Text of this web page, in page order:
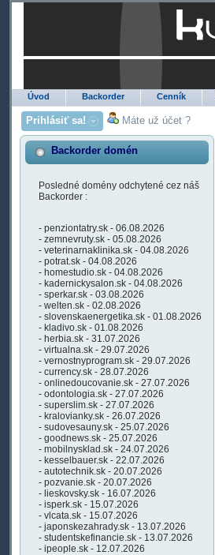
Úvod Backorder Cenník
Prihlásiť sa! Máte už účet ?
Backorder domén
Posledné domény odchytené cez náš
Backorder :
- penziontatry.sk - 06.08.2026
- zemnevruty.sk - 05.08.2026
- veterinarnaklinika.sk - 04.08.2026
- potrat.sk - 04.08.2026
- homestudio.sk - 04.08.2026
- kadernickysalon.sk - 04.08.2026
- sperkar.sk - 03.08.2026
- welten.sk - 02.08.2026
- slovenskaenergetika.sk - 01.08.2026
- kladivo.sk - 01.08.2026
- herbia.sk - 31.07.2026
- virtualna.sk - 29.07.2026
- vernostnyprogram.sk - 29.07.2026
- currency.sk - 28.07.2026
- onlinedoucovanie.sk - 27.07.2026
- odontologia.sk - 27.07.2026
- superslim.sk - 27.07.2026
- kralovianky.sk - 26.07.2026
- sudovesauny.sk - 25.07.2026
- goodnews.sk - 25.07.2026
- mobilnysklad.sk - 24.07.2026
- kesselbauer.sk - 22.07.2026
- autotechnik.sk - 20.07.2026
- pozvanie.sk - 20.07.2026
- lieskovsky.sk - 16.07.2026
- isperk.sk - 15.07.2026
- vlcata.sk - 15.07.2026
- japonskezahrady.sk - 13.07.2026
- studentskefinancie.sk - 13.07.2026
- ipeople.sk - 12.07.2026